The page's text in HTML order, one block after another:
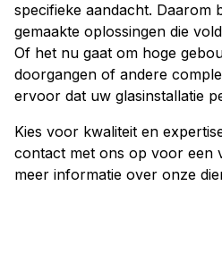
specifieke aandacht. Daarom
gemaakte oplossingen die
Of het nu gaat om hoge
doorgangen of andere
ervoor dat uw glasinstallatie
Kies voor kwaliteit en
contact met ons op voor een
meer informatie over onze